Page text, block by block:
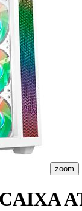
zoom